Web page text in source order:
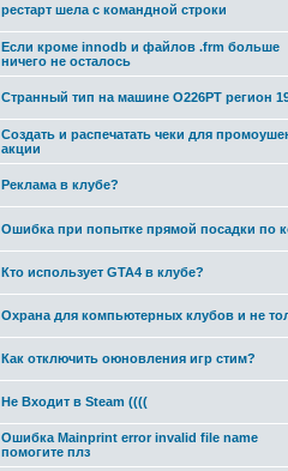
рестарт шела с командной строки
Если кроме innodb и файлов .frm больше
ничего не осталось
Странный тип на машине О226РТ регион
Создать и распечатать чеки для
акции
Реклама в клубе?
Ошибка при попытке прямой посадки по
Кто использует GTA4 в клубе?
Охрана для компьютерных клубов и не
Как отключить оюновления игр стим?
Не Входит в Steam ((((
Ошибка Mainprint error invalid file name
помогите плз